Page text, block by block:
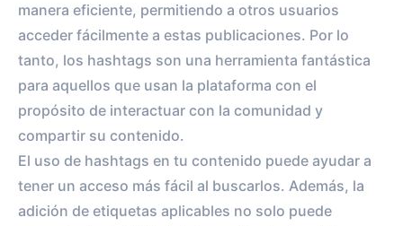
manera eficiente, permitiendo a otros usuarios
acceder fácilmente a estas publicaciones. Por lo
tanto, los hashtags son una herramienta fantástica
para aquellos que usan la plataforma con el
propósito de interactuar con la comunidad y
compartir su contenido.
El uso de hashtags en tu contenido puede ayudar a
tener un acceso más fácil al buscarlos. Además, la
adición de etiquetas aplicables no solo puede